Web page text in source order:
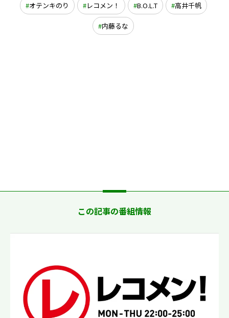
オテンキのり レコメン！ B.O.L.T 高井千帆
内藤るな
この記事の番組情報